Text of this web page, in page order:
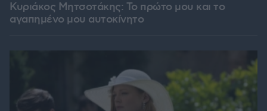
Κυριάκος Μητσοτάκης: Το πρώτο μου και το
αγαπημένο μου αυτοκίνητο